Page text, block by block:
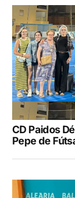
CD Paidos
Pepe de